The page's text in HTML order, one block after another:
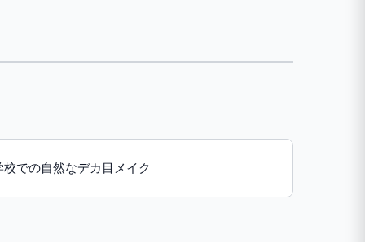
での自然なデカ目メイク